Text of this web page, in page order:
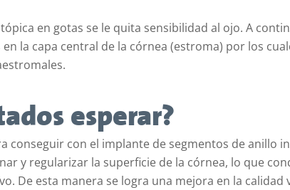
en gotas se le quita sensibilidad al ojo. A
la capa central de la córnea (estroma) por los
esperar?
conseguir con el implante de segmentos de anillo
y regularizar la superficie de la córnea, lo que
De esta manera se logra una mejora en la calidad